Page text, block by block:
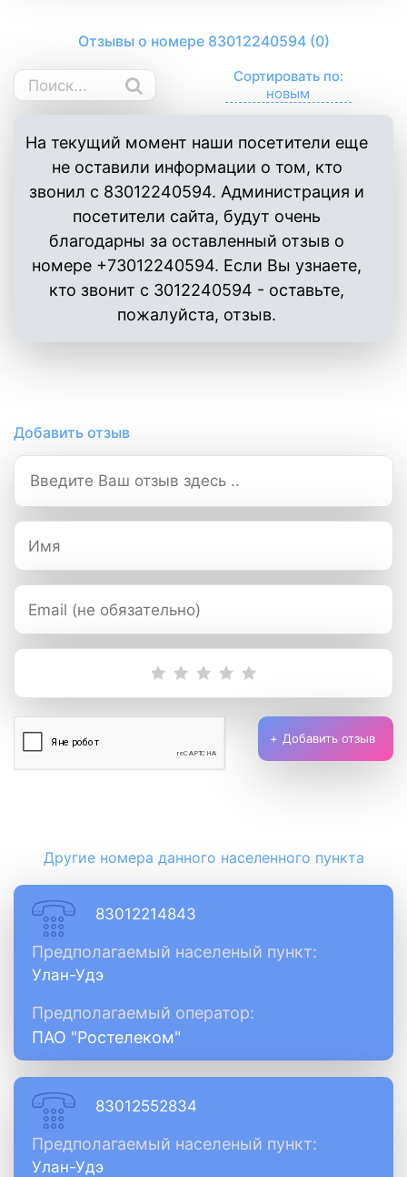
Отзывы о номере 83012240594 (0)
Сортировать по:
На текущий момент наши посетители еще
не оставили информации о том, кто
звонил с 83012240594. Администрация и
посетители сайта, будут очень
благодарны за оставленный отзыв о
номере +73012240594. Если Вы узнаете,
кто звонит с 3012240594 - оставьте,
пожалуйста, отзыв.
Добавить отзыв
Добавить отзыв
Другие номера данного населенного пункта
83012214843
Предполагаемый населеный пункт:
Улан-Удэ
Предполагаемый оператор:
ПАО "Ростелеком"
83012552834
Предполагаемый населеный пункт:
Улан-Удэ